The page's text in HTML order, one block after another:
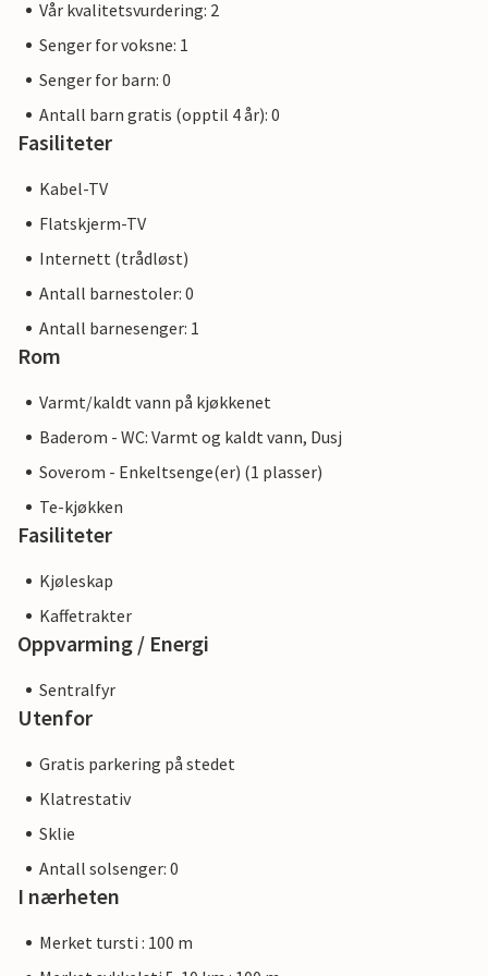
Waren an der Müritz, ligger ca. 22 km unna.
Vår kvalitetsvurdering: 2
Senger for voksne: 1
Senger for barn: 0
Antall barn gratis (opptil 4 år): 0
Fasiliteter
Kabel-TV
Flatskjerm-TV
Internett (trådløst)
Antall barnestoler: 0
Antall barnesenger: 1
Rom
Varmt/kaldt vann på kjøkkenet
Baderom - WC: Varmt og kaldt vann, Dusj
Soverom - Enkeltsenge(er) (1 plasser)
Te-kjøkken
Fasiliteter
Kjøleskap
Kaffetrakter
Oppvarming / Energi
Sentralfyr
Utenfor
Gratis parkering på stedet
Klatrestativ
Sklie
Antall solsenger: 0
I nærheten
Merket tursti : 100 m